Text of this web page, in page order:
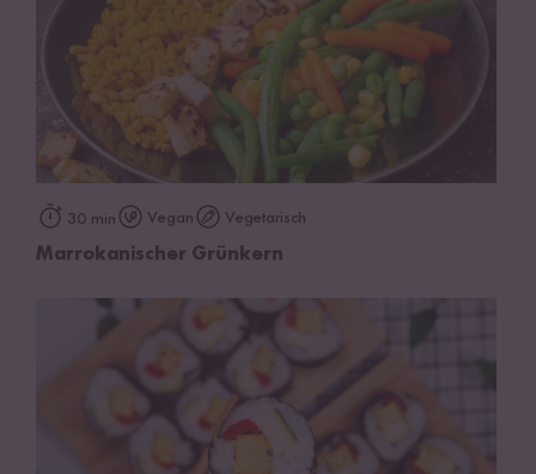
30 min Vegan Vegetarisch
Marrokanischer Grünkern